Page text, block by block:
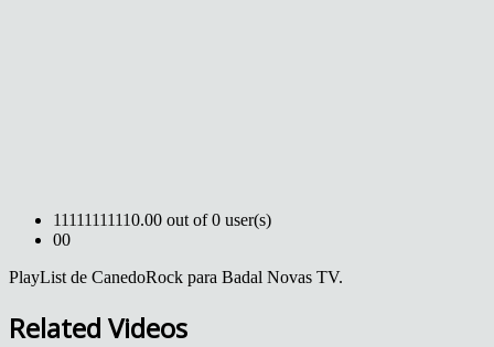
11111111110.00 out of 0 user(s)
00
PlayList de CanedoRock para Badal Novas TV.
Related Videos